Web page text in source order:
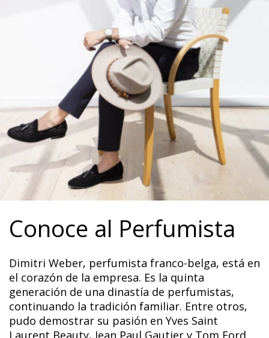
Conoce al Perfumista
Dimitri Weber, perfumista franco-belga, está en
el corazón de la empresa. Es la quinta
generación de una dinastía de perfumistas,
continuando la tradición familiar. Entre otros,
pudo demostrar su pasión en Yves Saint
Laurent Beauty, Jean Paul Gautier y Tom Ford.